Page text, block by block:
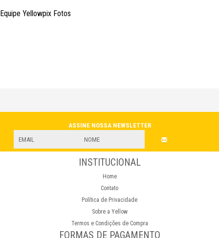
Equipe Yellowpix Fotos
NEWSLETTER
INSTITUCIONAL
Home
Contato
Política de Privacidade
Sobre a Yellow
Termos e Condições de Compra
FORMAS DE PAGAMENTO